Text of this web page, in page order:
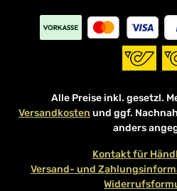
Alle Preise inkl. gesetzl.
Versandkosten und ggf.
anders
Kontakt für
Versand- und